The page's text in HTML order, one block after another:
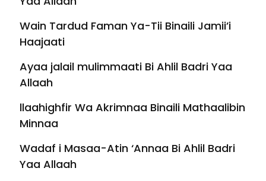
Wain Tardud Faman Ya-Tii Binaili Jamii’i
Haajaati
Ayaa jalail mulimmaati Bi Ahlil Badri Yaa
Allaah
llaahighfir Wa Akrimnaa Binaili Mathaalibin
Minnaa
Wadaf i Masaa-Atin ‘Annaa Bi Ahlil Badri
Yaa Allaah